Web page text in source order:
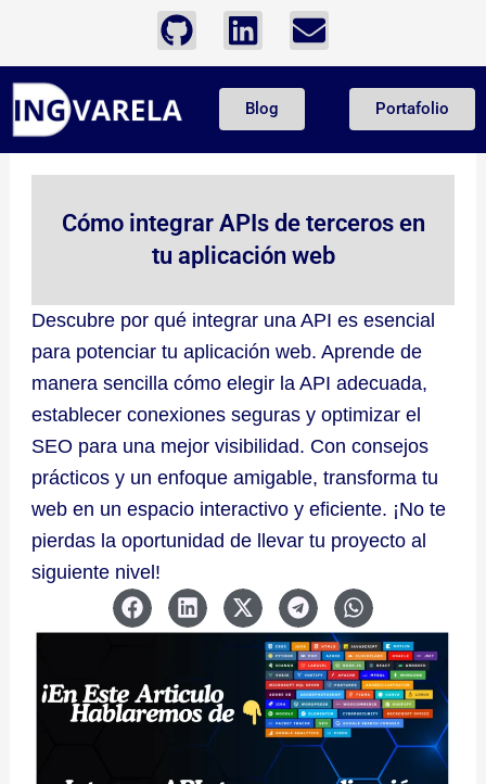
contenido
G
i
t
h
u
L
i
n
k
e
i
n
E
n
l
p
e
Blog Portafolio
Cómo integrar APIs de terceros en
tu aplicación web
Descubre por qué integrar una API es esencial
para potenciar tu aplicación web. Aprende de
manera sencilla cómo elegir la API adecuada,
establecer conexiones seguras y optimizar el
SEO para una mejor visibilidad. Con consejos
prácticos y un enfoque amigable, transforma tu
web en un espacio interactivo y eficiente. ¡No te
pierdas la oportunidad de llevar tu proyecto al
siguiente nivel!